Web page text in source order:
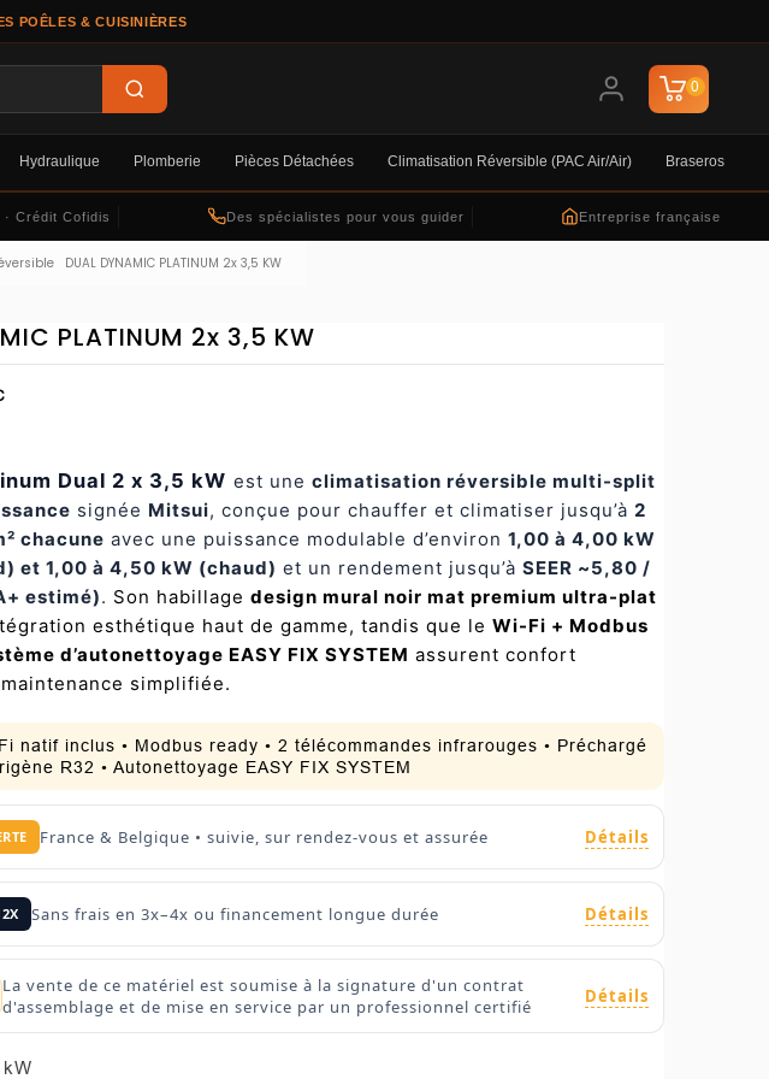
POÊLES & CUISINIÈRES
0
Hydraulique Plomberie Pièces Détachées Climatisation Réversible (PAC Air/air) Braseros
Crédit Cofidis Des spécialistes pour vous guider Entreprise française
DUAL DYNAMIC PLATINUM 2x 3,5 KW
PLATINUM 2x 3,5 KW
Dual 2 x 3,5 kW est une climatisation réversible multi-split
signée Mitsui, conçue pour chauffer et climatiser jusqu’à 2
chacune avec une puissance modulable d’environ 1,00 à 4,00 kW
et 1,00 à 4,50 kW (chaud) et un rendement jusqu’à SEER ~5,80 /
estimé). Son habillage design mural noir mat premium ultra-plat
esthétique haut de gamme, tandis que le Wi-Fi + Modbus
d’autonettoyage EASY FIX SYSTEM assurent confort
simplifiée.
natif inclus • Modbus ready • 2 télécommandes infrarouges • Préchargé
R32 • Autonettoyage EASY FIX SYSTEM
France & Belgique • suivie, sur rendez-vous et assurée Détails
Sans frais en 3x–4x ou financement longue durée Détails
La vente de ce matériel est soumise à la signature d'un contrat
d'assemblage et de mise en service par un professionnel certifié
Détails